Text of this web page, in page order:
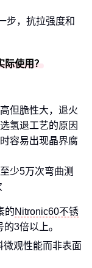
步，抗拉强度和
使用？
但脆性大，退火
氢退工艺的原因
容易出现晶界腐
少5万次弯曲测
的Nitronic60不锈
3倍以上。
观性能而非表面